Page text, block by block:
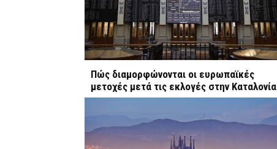
Πώς διαμορφώνονται οι ευρωπαϊκές
μετοχές μετά τις εκλογές στην Καταλονία